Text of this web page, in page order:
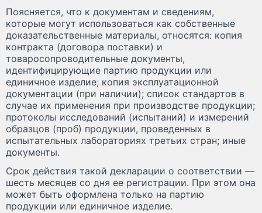
Поясняется, что к документам и сведениям,
которые могут использоваться как собственные
доказательственные материалы, относятся: копия
контракта (договора поставки) и
товаросопроводительные документы,
идентифицирующие партию продукции или
единичное изделие; копия эксплуатационной
документации (при наличии); список стандартов в
случае их применения при производстве продукции;
протоколы исследований (испытаний) и измерений
образцов (проб) продукции, проведенных в
испытательных лабораториях третьих стран; иные
документы.
Срок действия такой декларации о соответствии —
шесть месяцев со дня ее регистрации. При этом она
может быть оформлена только на партию
продукции или единичное изделие.